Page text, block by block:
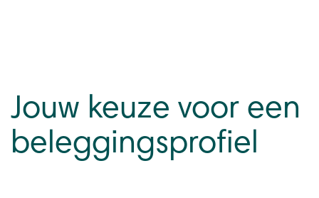
Jouw keuze voor een
beleggingsprofiel